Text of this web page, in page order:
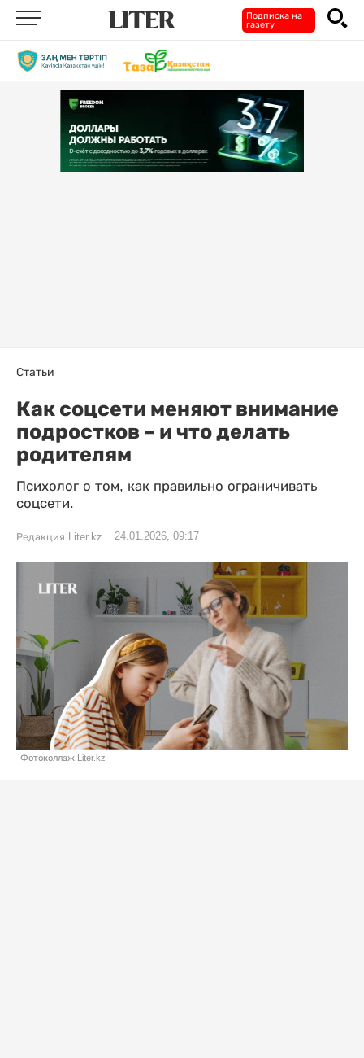
Подписка на
газету
Статьи
Как соцсети меняют внимание
подростков – и что делать
родителям
Психолог о том, как правильно ограничивать
соцсети.
Редакция Liter.kz 24.01.2026, 09:17
Фотоколлаж Liter.kz